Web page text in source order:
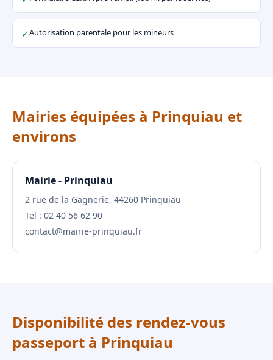
✓Autorisation parentale pour les mineurs
Mairies équipées à Prinquiau et
environs
Mairie - Prinquiau
2 rue de la Gagnerie, 44260 Prinquiau
Tel : 02 40 56 62 90
contact@mairie-prinquiau.fr
Disponibilité des rendez-vous
passeport à Prinquiau